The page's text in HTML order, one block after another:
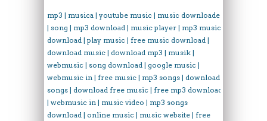
mp3 | musica | youtube music | music downloader
| song | mp3 download | music player | mp3 music
download | play music | free music download |
download music | download mp3 | musik |
webmusic | song download | google music |
webmusic in | free music | mp3 songs | download
songs | download free music | free mp3 download
| webmusic in | music video | mp3 songs
download | online music | music website | free